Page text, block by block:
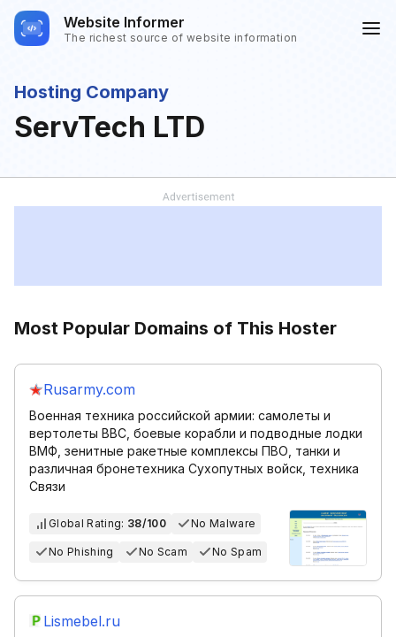
Website Informer
The richest source of website information
Hosting Company
ServTech LTD
Most Popular Domains of This Hoster
Rusarmy.com
Военная техника российской армии: самолеты и
вертолеты ВВС, боевые корабли и подводные лодки
ВМФ, зенитные ракетные комплексы ПВО, танки и
различная бронетехника Сухопутных войск, техника
Связи
Global Rating: 38/100 No Malware
No Phishing No Scam No Spam
Lismebel.ru